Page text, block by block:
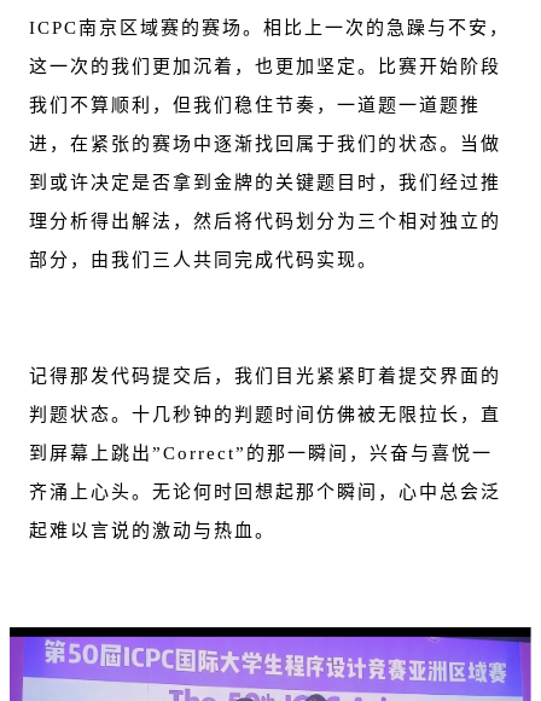
ICPC南京区域赛的赛场。相比上一次的急躁与不安，
这一次的我们更加沉着，也更加坚定。比赛开始阶段
我们不算顺利，但我们稳住节奏，一道题一道题推
进，在紧张的赛场中逐渐找回属于我们的状态。当做
到或许决定是否拿到金牌的关键题目时，我们经过推
理分析得出解法，然后将代码划分为三个相对独立的
部分，由我们三人共同完成代码实现。
记得那发代码提交后，我们目光紧紧盯着提交界面的
判题状态。十几秒钟的判题时间仿佛被无限拉长，直
到屏幕上跳出”Correct”的那一瞬间，兴奋与喜悦一
齐涌上心头。无论何时回想起那个瞬间，心中总会泛
起难以言说的激动与热血。